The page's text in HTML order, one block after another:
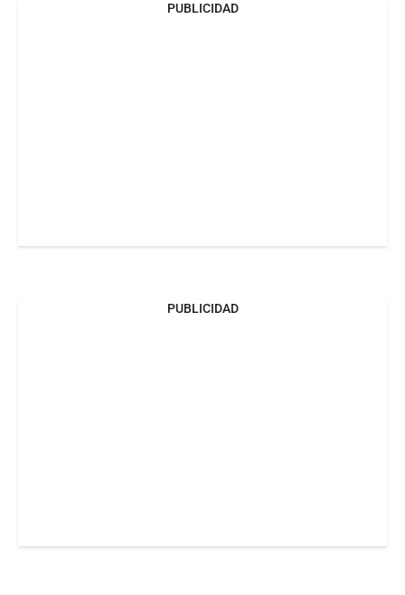
PUBLICIDAD
PUBLICIDAD